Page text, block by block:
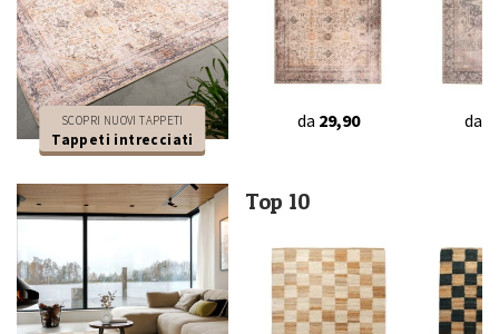
SCOPRI NUOVI TAPPETI
Tappeti intrecciati
da 29,90 da
Top 10